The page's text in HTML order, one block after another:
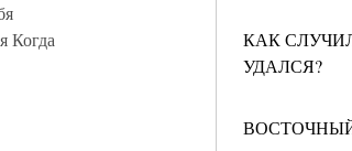
КАК
УДАЛСЯ?
Когда